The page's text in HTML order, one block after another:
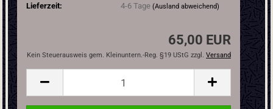
Lieferzeit:
4-6 Tage (Ausland abweichend)
65,00 EUR
Kein Steuerausweis gem. Kleinuntern.-Reg. §19 UStG zzgl. Versand